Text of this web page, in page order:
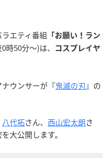
エティ番組 「お願い！ラン
時50分〜)は、
コスプレイヤ
ウンサーが『鬼滅の刃』の
八代拓さん、 西山宏太朗さ
大公開します。